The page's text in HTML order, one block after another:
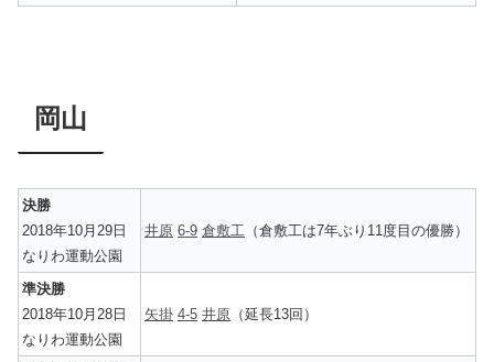
岡山
決勝
2018年10月29日
なりわ運動公園
井原 6-9 倉敷工 （倉敷工は7年ぶり11度目の優勝）
準決勝
2018年10月28日
なりわ運動公園
矢掛 4-5 井原 （延長13回）